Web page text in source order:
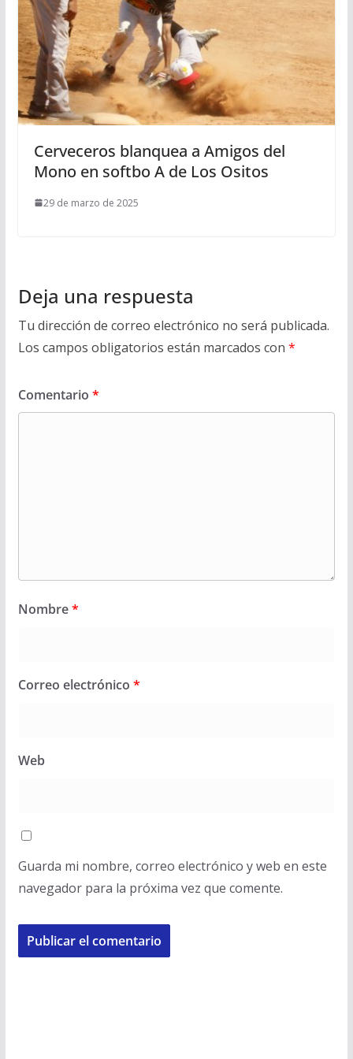
Cerveceros blanquea a Amigos del
Mono en softbo A de Los Ositos
29 de marzo de 2025
Deja una respuesta
Tu dirección de correo electrónico no será publicada.
Los campos obligatorios están marcados con *
Comentario *
Nombre*
Correo electrónico *
Web
Guarda mi nombre, correo electrónico y web en este
navegador para la próxima vez que comente.